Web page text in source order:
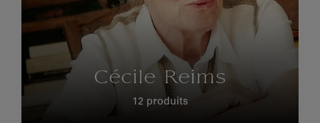
Cécile Reims
12 produits